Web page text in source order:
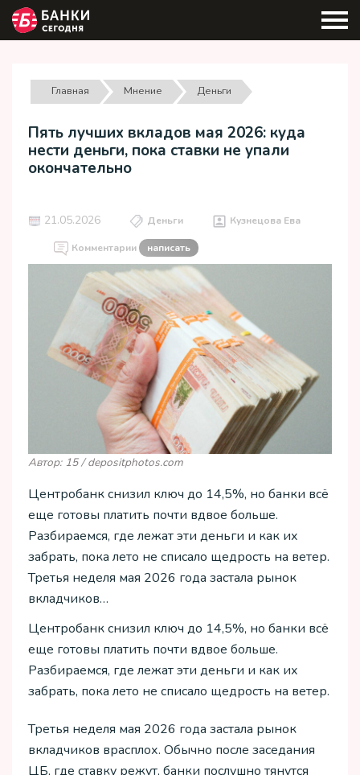
Главная Мнение Деньги
Пять лучших вкладов мая 2026: куда
нести деньги, пока ставки не упали
окончательно
21.05.2026 Деньги Кузнецова Ева
Комментарии написать
Автор: 15 / depositphotos.com
Центробанк снизил ключ до 14,5%, но банки всё
еще готовы платить почти вдвое больше.
Разбираемся, где лежат эти деньги и как их
забрать, пока лето не списало щедрость на ветер.
Третья неделя мая 2026 года застала рынок
вкладчиков…
Центробанк снизил ключ до 14,5%, но банки всё
еще готовы платить почти вдвое больше.
Разбираемся, где лежат эти деньги и как их
забрать, пока лето не списало щедрость на ветер.
Третья неделя мая 2026 года застала рынок
вкладчиков врасплох. Обычно после заседания
ЦБ, где ставку режут, банки послушно тянутся